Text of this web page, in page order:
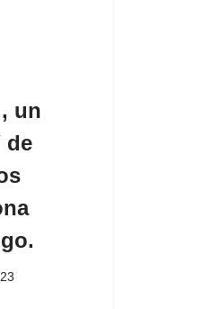
un
de